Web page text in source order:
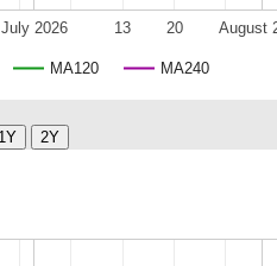
MA120 MA240
July 2026 August
13 20